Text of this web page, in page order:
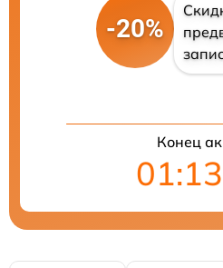
-20%
Конец